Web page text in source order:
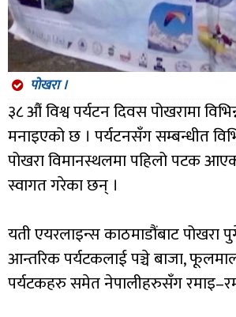
पोखरा ।
३८ औं विश्व पर्यटन दिवस पोखरामा
मनाइएको छ । पर्यटनसँग सम्बन्धीत
पोखरा विमानस्थलमा पहिलो पटक
स्वागत गरेका छन् ।
यती एयरलाइन्स काठमाडौंबाट पोखरा
आन्तरिक पर्यटकलाई पञ्चे बाजा,
पर्यटकहरु समेत नेपालीहरुसँग